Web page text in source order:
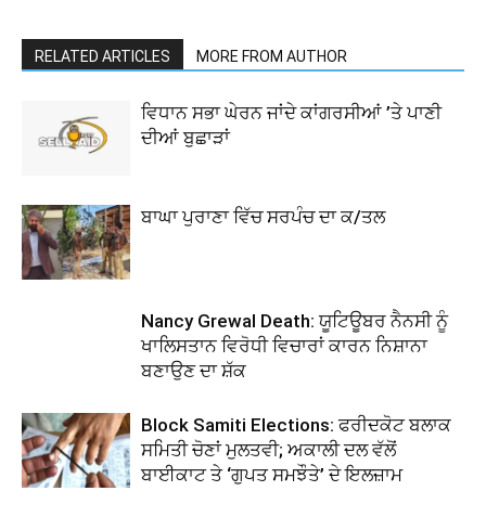
RELATED ARTICLES MORE FROM AUTHOR
ਵਿਧਾਨ ਸਭਾ ਘੇਰਨ ਜਾਂਦੇ ਕਾਂਗਰਸੀਆਂ ’ਤੇ ਪਾਣੀ
ਦੀਆਂ ਬੁਛਾੜਾਂ
ਬਾਘਾ ਪੁਰਾਣਾ ਵਿੱਚ ਸਰਪੰਚ ਦਾ ਕ/ਤਲ
Nancy Grewal Death: ਯੂਟਿਊਬਰ ਨੈਨਸੀ ਨੂੰ
ਖਾਲਿਸਤਾਨ ਵਿਰੋਧੀ ਵਿਚਾਰਾਂ ਕਾਰਨ ਨਿਸ਼ਾਨਾ
ਬਣਾਉਣ ਦਾ ਸ਼ੱਕ
Block Samiti Elections: ਫਰੀਦਕੋਟ ਬਲਾਕ
ਸਮਿਤੀ ਚੋਣਾਂ ਮੁਲਤਵੀ; ਅਕਾਲੀ ਦਲ ਵੱਲੋਂ
ਬਾਈਕਾਟ ਤੇ ‘ਗੁਪਤ ਸਮਝੌਤੇ’ ਦੇ ਇਲਜ਼ਾਮ